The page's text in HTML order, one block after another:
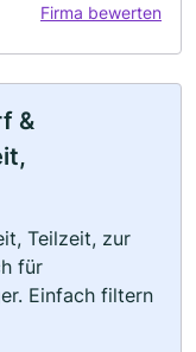
Firma bewerten
&
Teilzeit, zur
für
Einfach filtern